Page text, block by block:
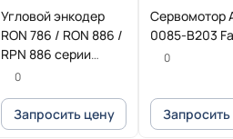
Угловой энкодер
RON 786 / RON 886 /
RPN 886 серии
HEIDENHAIN
0
Запросить цену
Сервомотор
0085-B203
0